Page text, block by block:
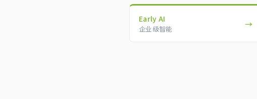
Early AI
企业级智能 →